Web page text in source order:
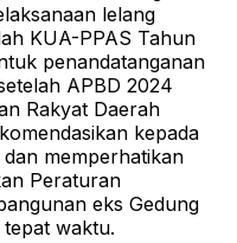
lelang
KUA-PPAS Tahun
penandatanganan
APBD 2024
Rakyat Daerah
kepada
memperhatikan
Peraturan
eks Gedung
waktu.